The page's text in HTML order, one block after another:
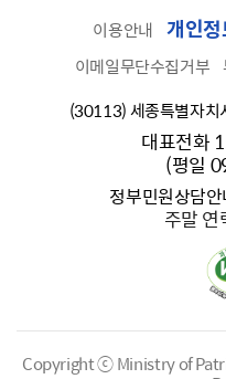
이용안내 개인
이메일무단수집거부
(30113) 세종특별자치
대표전화
(평일
정부민원상담
주말 연
Copyright ⓒ Ministry of